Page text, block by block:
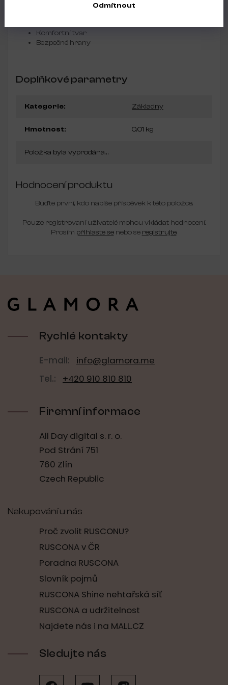
Odmítnout
Možnost sterilizace v profesionálních přístrojích
Komfortní tvar
Bezpečné hrany
Doplňkové parametry
Kategorie: Základny
Hmotnost: 0.01 kg
Položka byla vyprodána…
Hodnocení produktu
Buďte první, kdo napíše příspěvek k této položce.
Pouze registrovaní uživatelé mohou vkládat hodnocení.
Prosím přihlaste senebo se registrujte.
Rychlé kontakty
E-mail:
info@glamora.me
Tel.:
+420 910 810 810
Firemní informace
All Day digital s. r. o.
Pod Strání 751
760 Zlín
Czech Republic
Nakupování u nás
Proč zvolit RUSCONU?
RUSCONA v ČR
Poradna RUSCONA
Slovník pojmů
RUSCONA Shine nehtařská síť
RUSCONA a udržitelnost
Najdete nás i na MALL.CZ
Sledujte nás